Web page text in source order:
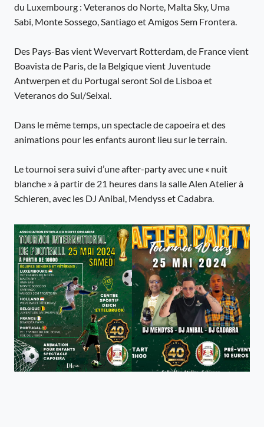
du Luxembourg : Veteranos do Norte, Malta Sky, Uma
Sabi, Monte Sossego, Santiago et Amigos Sem Frontera.
Des Pays-Bas vient Wevervart Rotterdam, de France vient
Boavista de Paris, de la Belgique vient Juventude
Antwerpen et du Portugal seront Sol de Lisboa et
Veteranos do Sul/Seixal.
Dans le même temps, un spectacle de capoeira et des
animations pour les enfants auront lieu sur le terrain.
Le tournoi sera suivi d’une after-party avec une « nuit
blanche » à partir de 21 heures dans la salle Alen Atelier à
Schieren, avec les DJ Anibal, Mendyss et Cadabra.